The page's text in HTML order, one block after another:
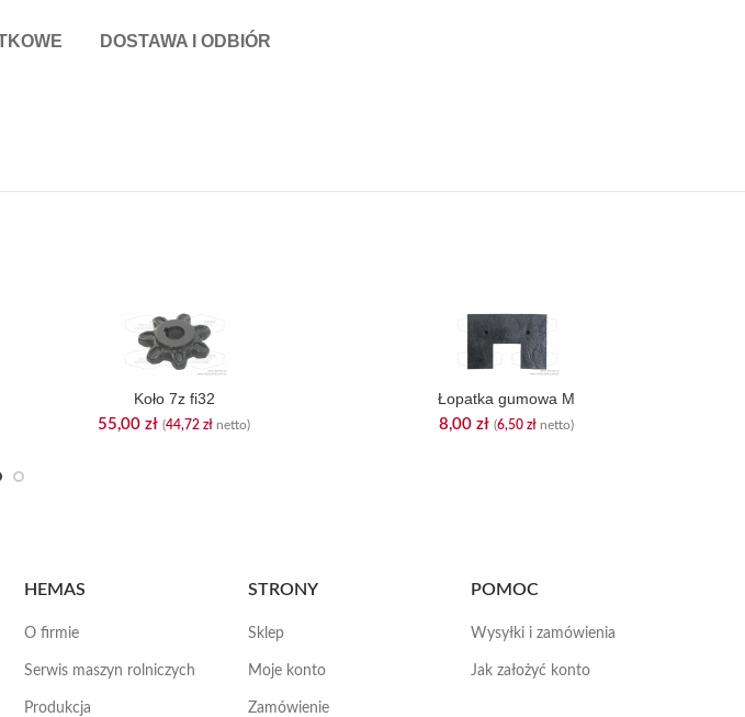
DOSTAWA I ODBIÓR
Koło 7z fi32
55,00 zł (44,72 zł netto)
Łopatka gumowa M
8,00 zł (6,50 zł netto)
HEMAS
O firmie
Serwis maszyn rolniczych
Produkcja
STRONY
Sklep
Moje konto
Zamówienie
POMOC
Wysyłki i zamówienia
Jak założyć konto